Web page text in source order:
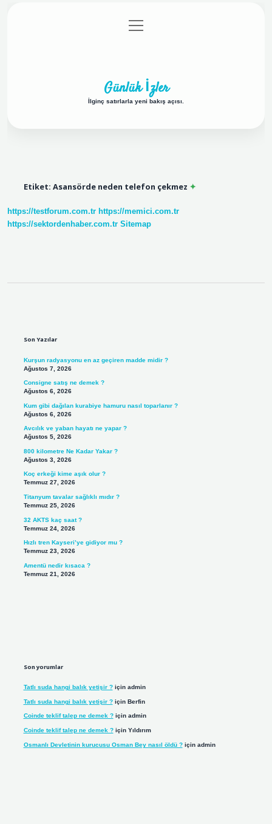
Gizlilik Politikası
menüyü
aç
Günlük İzler
İlginç satırlarla yeni bakış açısı.
Etiket: Asansörde neden telefon çekmez
https://testforum.com.tr https://memici.com.tr
https://sektordenhaber.com.tr Sitemap
Son Yazılar
Kurşun radyasyonu en az geçiren madde midir ?
Ağustos 7, 2026
Consigne satış ne demek ?
Ağustos 6, 2026
Kum gibi dağılan kurabiye hamuru nasıl toparlanır ?
Ağustos 6, 2026
Avcılık ve yaban hayatı ne yapar ?
Ağustos 5, 2026
800 kilometre Ne Kadar Yakar ?
Ağustos 3, 2026
Koç erkeği kime aşık olur ?
Temmuz 27, 2026
Titanyum tavalar sağlıklı mıdır ?
Temmuz 25, 2026
32 AKTS kaç saat ?
Temmuz 24, 2026
Hızlı tren Kayseri’ye gidiyor mu ?
Temmuz 23, 2026
Amentü nedir kısaca ?
Temmuz 21, 2026
Son yorumlar
Tatlı suda hangi balık yetişir ?için admin
Tatlı suda hangi balık yetişir ?için Berfin
Coinde teklif talep ne demek ?için admin
Coinde teklif talep ne demek ?için Yıldırım
Osmanlı Devletinin kurucusu Osman Bey nasıl öldü ?için admin